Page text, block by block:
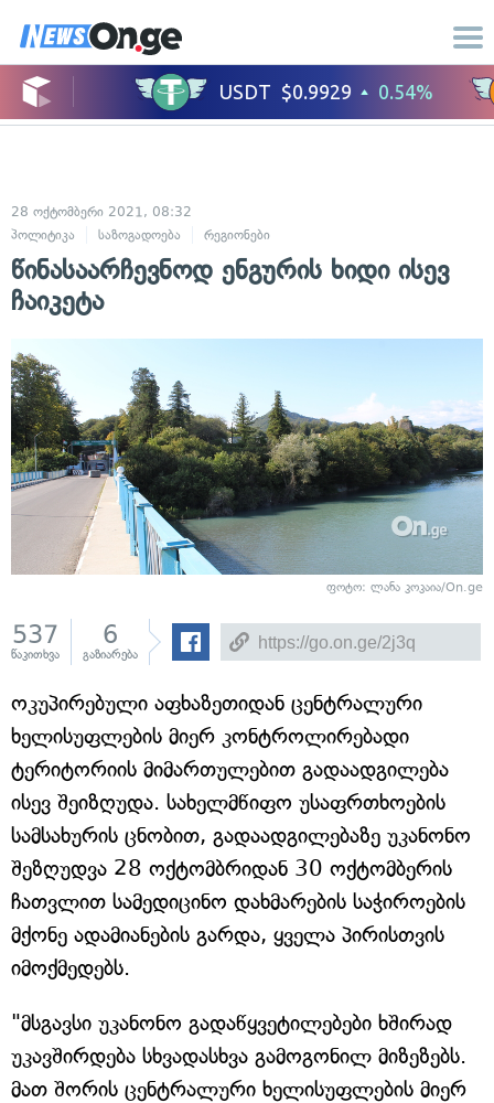
28 ოქტომბერი 2021, 08:32
პოლიტიკა
საზოგადოება რეგიონები
წინასაარჩევნოდ ენგურის ხიდი ისევ
ჩაიკეტა
ფოტო: ლანა კოკაია/On.ge
537
წაკითხვა
6
გაზიარება
ოკუპირებული აფხაზეთიდან ცენტრალური
ხელისუფლების მიერ კონტროლირებადი
ტერიტორიის მიმართულებით გადაადგილება
ისევ შეიზღუდა. სახელმწიფო უსაფრთხოების
სამსახურის ცნობით, გადაადგილებაზე უკანონო
შეზღუდვა 28 ოქტომბრიდან 30 ოქტომბერის
ჩათვლით სამედიცინო დახმარების საჭიროების
მქონე ადამიანების გარდა, ყველა პირისთვის
იმოქმედებს.
"მსგავსი უკანონო გადაწყვეტილებები ხშირად
უკავშირდება სხვადასხვა გამოგონილ მიზეზებს.
მათ შორის ცენტრალური ხელისუფლების მიერ